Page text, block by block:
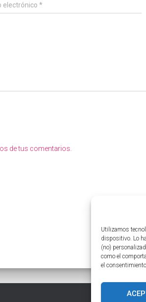
Utilizamos
dispositivo. Lo
(no)
como el
el
electrónico*
de tus comentarios.